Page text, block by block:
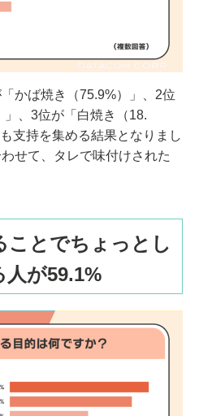
かば焼き（75.9%）」、2位
、3位が「白焼き（18.
支持を集める結果となりまし
せて、タレで味付けされた
ことでちょっとし
人が59.1%